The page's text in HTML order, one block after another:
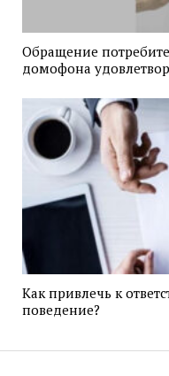
Обращение
домофона
Как привлечь к
поведение?